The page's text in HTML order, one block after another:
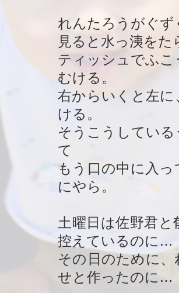
れんたろうがぐ
見ると水っ洟を
ティッシュでふ
むける。
右からいくと左
ける。
そうこうしてい
て
もう口の中に入
にやら。
土曜日は佐野君
控えているのに…
その日のために
せと作ったのに…